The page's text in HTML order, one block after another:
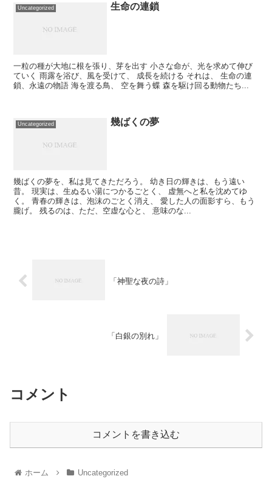
Uncategorized 生命の連鎖
一粒の種が大地に根を張り、芽を出す 小さな命が、光を求めて伸び
ていく 雨露を浴び、風を受けて、 成長を続ける それは、 生命の連
鎖、永遠の物語 海を渡る鳥、 空を舞う蝶 森を駆け回る動物たち...
Uncategorized 幾ばくの夢
幾ばくの夢を、私は見てきただろう。 幼き日の輝きは、もう遠い
昔。 現実は、生ぬるい湯につかるごとく、 虚無へと私を沈めてゆ
く。 青春の輝きは、泡沫のごとく消え、 愛した人の面影すら、もう
朧げ。 残るのは、ただ、空虚な心と、 意味のな...
「神聖な夜の詩」
「白銀の別れ」
コメント
コメントを書き込む
ホーム Uncategorized